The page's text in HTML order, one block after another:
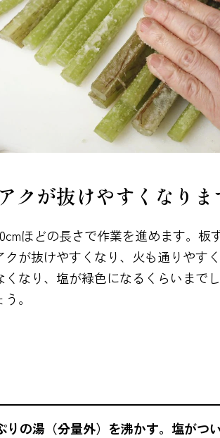
クが抜けやすくなりま
ほどの長さで作業を進めます。板
クが抜けやすくなり、火も通りやす
くなり、塩が緑色になるくらいまで
。
りの湯（分量外）を沸かす。塩がつ